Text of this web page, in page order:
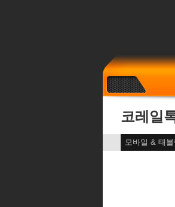
코레일
모바일 & 태